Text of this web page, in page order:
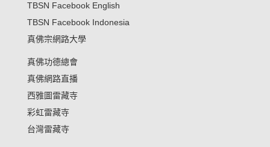
TBSN Facebook English
TBSN Facebook Indonesia
真佛宗網路大學
真佛功德總會
真佛網路直播
西雅圖雷藏寺
彩虹雷藏寺
台灣雷藏寺